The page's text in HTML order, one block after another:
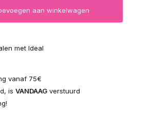
aan winkelwagen
met Ideal
vanaf 75€
is VANDAAG verstuurd